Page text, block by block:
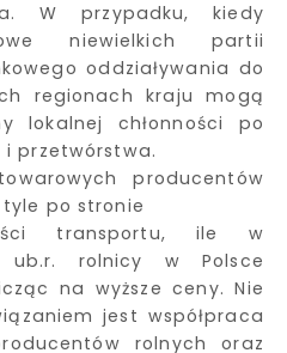
W przypadku, kiedy
niewielkich partii
oddziaływania do
regionach kraju mogą
lokalnej chłonności po
przetwórstwa.
producentów
po stronie
transportu, ile w
rolnicy w Polsce
na wyższe ceny. Nie
jest współpraca
rolnych oraz